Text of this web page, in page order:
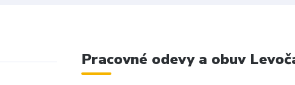
Pracovné odevy a obuv